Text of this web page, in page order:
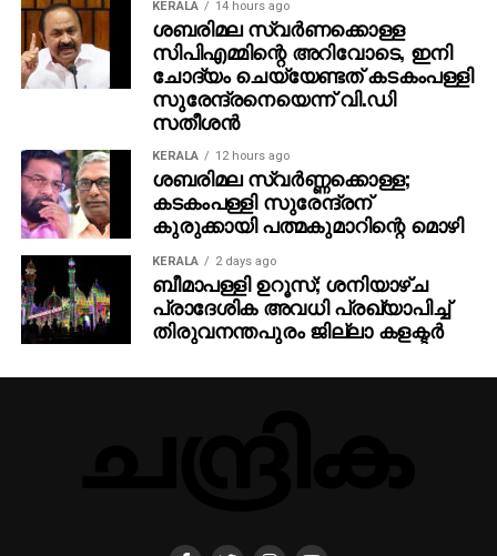
KERALA 14 hours ago
ശബരിമല സ്വര്‍ണക്കൊള്ള
സിപിഎമ്മിന്റെ അറിവോടെ, ഇനി
ചോദ്യം ചെയ്യേണ്ടത് കടകംപള്ളി
സുരേന്ദ്രനെയെന്ന് വി.ഡി
സതീശന്‍
KERALA 12 hours ago
ശബരിമല സ്വര്‍ണ്ണക്കൊള്ള;
കടകംപള്ളി സുരേന്ദ്രന്
കുരുക്കായി പത്മകുമാറിന്റെ മൊഴി
KERALA 2 days ago
ബീമാപള്ളി ഉറൂസ്; ശനിയാഴ്ച
പ്രാദേശിക അവധി പ്രഖ്യാപിച്ച്
തിരുവനന്തപുരം ജില്ലാ കളക്ടര്‍